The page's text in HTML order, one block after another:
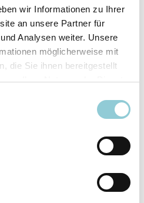
wir Informationen zu Ihrer
an unsere Partner für
Analysen weiter. Unsere
möglicherweise mit
die Sie ihnen bereitgestellt
Ihrer Nutzung der Dienste
N Line
sofort
SUV/​Geländewagen/​
Pickup
110 kW (150 PS)